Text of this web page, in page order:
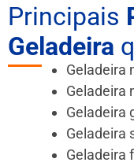
Principais
Geladeira
Geladeira
Geladeira
Geladeira
Geladeira
Geladeira